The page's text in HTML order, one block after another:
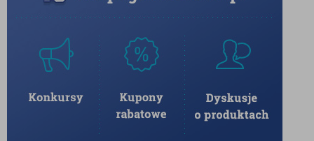
przez długi czas. Wybierz Jackfruita XXL i przekonaj
się, jak smakuje prawdziwa egzotyka w najlepszym
Przechowywanie: Aby zachować optymalną miękkość
owoców, produkt należy przechowywać w suchym i